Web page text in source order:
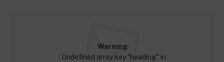
Warning
: Undefined array key "heading" in